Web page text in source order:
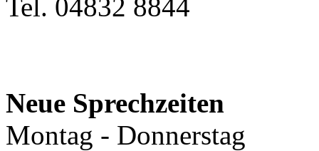
Tel. 04832 8844
Neue Sprechzeiten
Montag - Donnerstag